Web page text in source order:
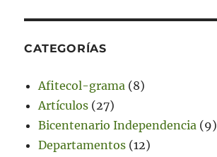
CATEGORÍAS
Afitecol-grama (8)
Artículos (27)
Bicentenario Independencia (9)
Departamentos (12)